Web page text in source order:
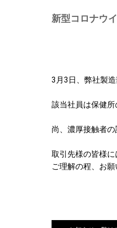
新型コロナウ
3月3日、弊社製
該当社員は保健所
尚、濃厚接触者の
取引先様の皆様
ご理解の程、お願